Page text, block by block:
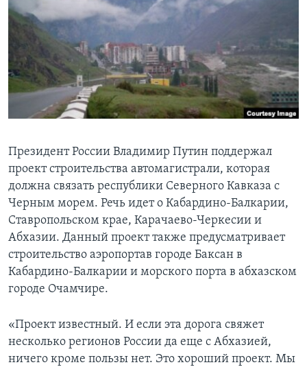
Learning English
СОЦИАЛЬНЫЕ СЕТИ
Президент России Владимир Путин поддержал
проект строительства автомагистрали, которая
должна связать республики Северного Кавказа с
Черным морем. Речь идет о Кабардино-Балкарии,
Ставропольском крае, Карачаево-Черкесии и
Абхазии. Данный проект также предусматривает
строительство аэропортав городе Баксан в
Кабардино-Балкарии и морского порта в абхазском
городе Очамчире.
«Проект известный. И если эта дорога свяжет
несколько регионов России да еще с Абхазией,
ничего кроме пользы нет. Это хороший проект. Мы